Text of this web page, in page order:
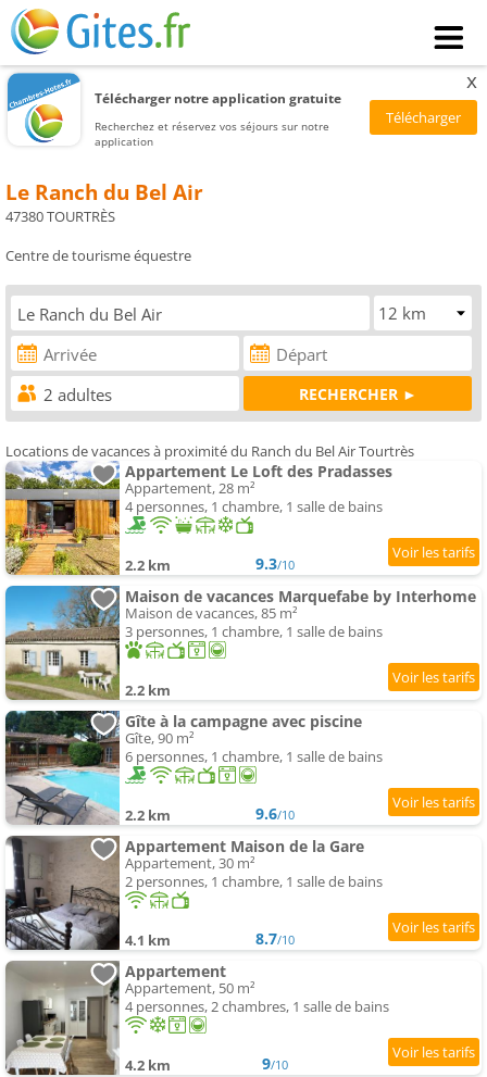
Télécharger notre application gratuite
Recherchez et réservez vos séjours sur notre
application
x
Le Ranch du Bel Air
47380 TOURTRÈS
Centre de tourisme équestre
Locations de vacances à proximité du Ranch du Bel Air Tourtrès
Appartement Le Loft des Pradasses
Appartement, 28 m²
4 personnes, 1 chambre, 1 salle de bains
2.2 km 9.3/10
Maison de vacances Marquefabe by Interhome
Maison de vacances, 85 m²
3 personnes, 1 chambre, 1 salle de bains
2.2 km
Gîte à la campagne avec piscine
Gîte, 90 m²
6 personnes, 1 chambre, 1 salle de bains
2.2 km 9.6/10
Appartement Maison de la Gare
Appartement, 30 m²
2 personnes, 1 chambre, 1 salle de bains
4.1 km 8.7/10
Appartement
Appartement, 50 m²
4 personnes, 2 chambres, 1 salle de bains
4.2 km 9/10